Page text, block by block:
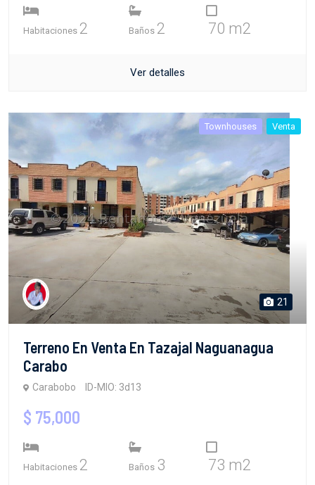
Habitaciones 2 Baños 2 70 m2
Ver detalles
Townhouses Venta
21
Terreno En Venta En Tazajal Naguanagua
Carabo
Carabobo ID-MIO: 3d13
$ 75,000
Habitaciones 2 Baños 3 73 m2